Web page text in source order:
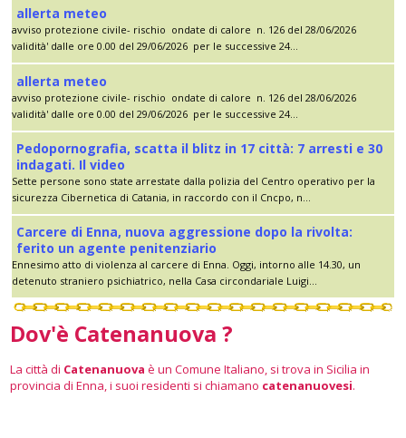
allerta meteo
avviso protezione civile- rischio ondate di calore n. 126 del 28/06/2026
validità' dalle ore 0.00 del 29/06/2026 per le successive 24...
allerta meteo
avviso protezione civile- rischio ondate di calore n. 126 del 28/06/2026
validità' dalle ore 0.00 del 29/06/2026 per le successive 24...
Pedopornografia, scatta il blitz in 17 città: 7 arresti e 30
indagati. Il video
Sette persone sono state arrestate dalla polizia del Centro operativo per la
sicurezza Cibernetica di Catania, in raccordo con il Cncpo, n...
Carcere di Enna, nuova aggressione dopo la rivolta:
ferito un agente penitenziario
Ennesimo atto di violenza al carcere di Enna. Oggi, intorno alle 14.30, un
detenuto straniero psichiatrico, nella Casa circondariale Luigi...
Dov'è Catenanuova ?
La città di Catenanuova è un Comune Italiano, si trova in Sicilia in
provincia di Enna, i suoi residenti si chiamano catenanuovesi.